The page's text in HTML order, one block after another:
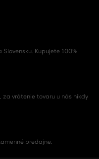
Kupujete 100%
za vrátenie tovaru u nás nikdy
predajne.